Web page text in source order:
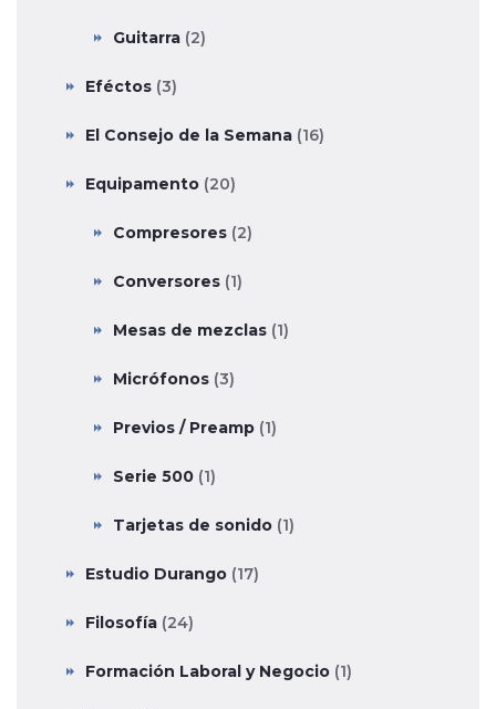
Guitarra (2)
Eféctos (3)
El Consejo de la Semana (16)
Equipamento (20)
Compresores (2)
Conversores (1)
Mesas de mezclas (1)
Micrófonos (3)
Previos / Preamp (1)
Serie 500 (1)
Tarjetas de sonido (1)
Estudio Durango (17)
Filosofía (24)
Formación Laboral y Negocio (1)